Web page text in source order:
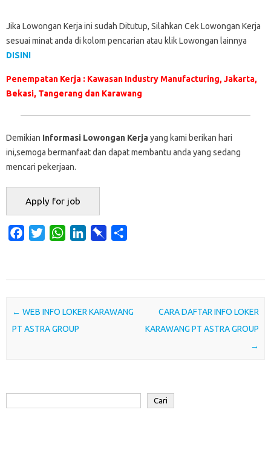
Jika Lowongan Kerja ini sudah Ditutup, Silahkan Cek Lowongan Kerja
sesuai minat anda di kolom pencarian atau klik Lowongan lainnya
DISINI
Penempatan Kerja : Kawasan Industry Manufacturing, Jakarta,
Bekasi, Tangerang dan Karawang
Demikian Informasi Lowongan Kerjayang kami berikan hari
ini,semoga bermanfaat dan dapat membantu anda yang sedang
mencari pekerjaan.
o
o
e
r
W
A
p
d
a
Post navigation
← WEB INFO LOKER KARAWANG
PT ASTRA GROUP
CARA DAFTAR INFO LOKER
KARAWANG PT ASTRA GROUP
→
Cari
Cari